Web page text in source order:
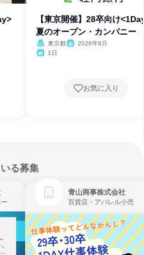
【東京開催】28卒向け
夏のオープン・カンパニー
東京都
2026年8月
1日
お気に入り
る募集
青山商事株式会社
百貨店・アパレル小売